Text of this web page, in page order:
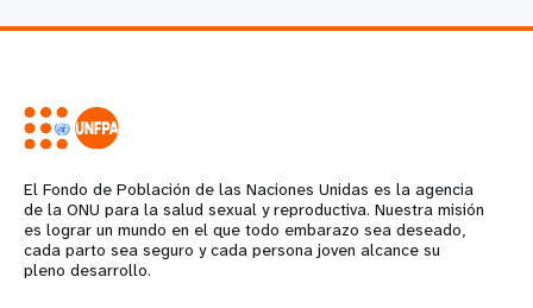
El Fondo de Población de las Naciones Unidas es la agencia
de la ONU para la salud sexual y reproductiva. Nuestra misión
es lograr un mundo en el que todo embarazo sea deseado,
cada parto sea seguro y cada persona joven alcance su
pleno desarrollo.